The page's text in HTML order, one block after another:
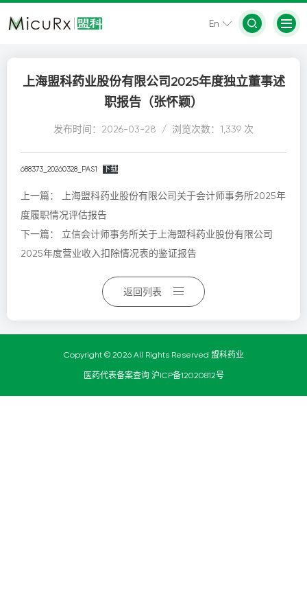
En
上海盟科药业股份有限公司2025年度独立董事述
职报告（张怀颖）
发布时间：2026-03-28 / 浏览次数：1,339 次
688373_20260328_PAS1 下载
上一篇：
上海盟科药业股份有限公司关于会计师事务所2025年
度履职情况评估报告
下一篇： 立信会计师事务所关于上海盟科药业股份有限公司
2025年度营业收入扣除情况表的鉴证报告
返回列表
Copyright © 2026 All Rights Reserved 盟科药业
医药代表备案查询 沪ICP备12020812号